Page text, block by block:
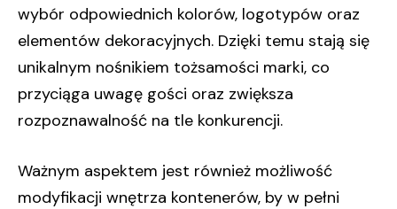
wybór odpowiednich kolorów, logotypów oraz
elementów dekoracyjnych. Dzięki temu stają się
unikalnym nośnikiem tożsamości marki, co
przyciąga uwagę gości oraz zwiększa
rozpoznawalność na tle konkurencji.
Ważnym aspektem jest również możliwość
modyfikacji wnętrza kontenerów, by w pełni